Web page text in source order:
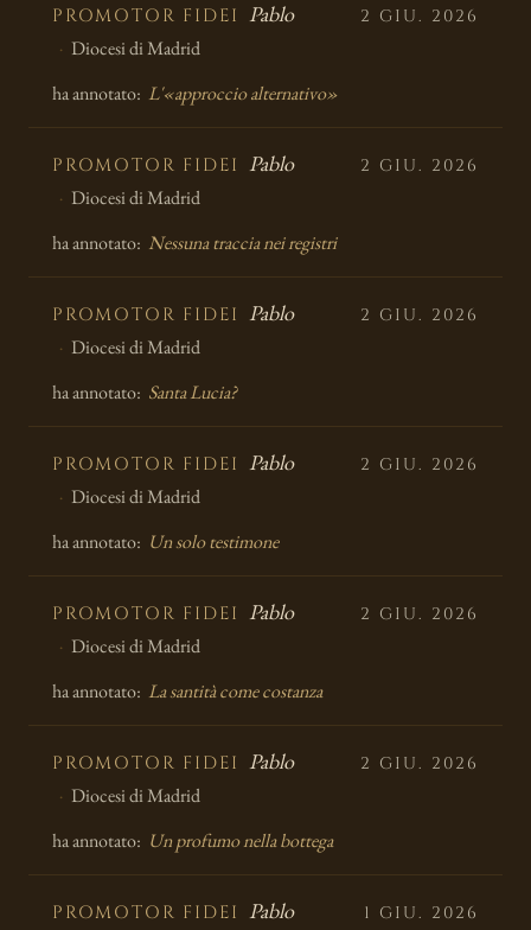
PROMOTOR FIDEI Pablo
Diocesi di Madrid
2 GIU. 2026
ha annotato: L'«approccio alternativo»
PROMOTOR FIDEI Pablo
Diocesi di Madrid
2 GIU. 2026
ha annotato: Nessuna traccia nei registri
PROMOTOR FIDEI Pablo
Diocesi di Madrid
2 GIU. 2026
ha annotato: Santa Lucia?
PROMOTOR FIDEI Pablo
Diocesi di Madrid
2 GIU. 2026
ha annotato: Un solo testimone
PROMOTOR FIDEI Pablo
Diocesi di Madrid
2 GIU. 2026
ha annotato: La santità come costanza
PROMOTOR FIDEI Pablo
Diocesi di Madrid
2 GIU. 2026
ha annotato: Un profumo nella bottega
PROMOTOR FIDEI Pablo 1 GIU. 2026